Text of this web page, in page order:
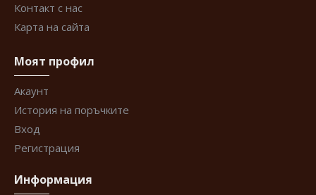
Контакт с нас
Карта на сайта
Моят профил
Акаунт
История на поръчките
Вход
Регистрация
Информация